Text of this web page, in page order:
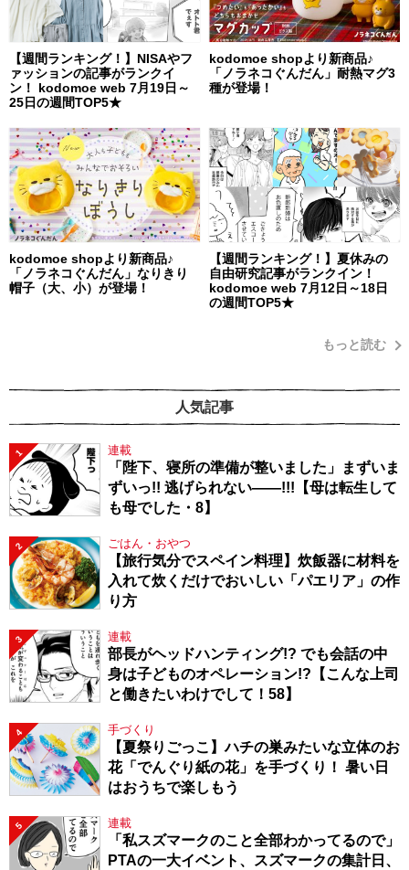
【週間ランキング！】NISAやフ
ァッションの記事がランクイ
ン！ kodomoe web 7月19日～
25日の週間TOP5★
kodomoe shopより新商品♪
「ノラネコぐんだん」耐熱マグ3
種が登場！
kodomoe shopより新商品♪
「ノラネコぐんだん」なりきり
帽子（大、小）が登場！
【週間ランキング！】夏休みの
自由研究記事がランクイン！
kodomoe web 7月12日～18日
の週間TOP5★
もっと読む
人気記事
1 連載
「陛下、寝所の準備が整いました」まずいま
ずいっ!! 逃げられない――!!!【母は転生して
も母でした・8】
2 ごはん・おやつ
【旅行気分でスペイン料理】炊飯器に材料を
入れて炊くだけでおいしい「パエリア」の作
り方
3 連載
部長がヘッドハンティング!? でも会話の中
身は子どものオペレーション!?【こんな上司
と働きたいわけでして！58】
4 手づくり
【夏祭りごっこ】ハチの巣みたいな立体のお
花「でんぐり紙の花」を手づくり！ 暑い日
はおうちで楽しもう
5 連載
「私スズマークのこと全部わかってるので」
PTAの一大イベント、スズマークの集計日、